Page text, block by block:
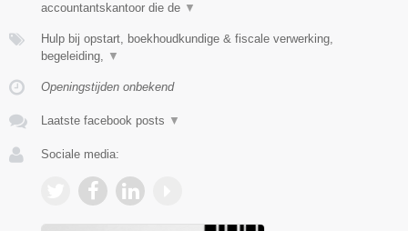
accountantskantoor die de ▼
Hulp bij opstart, boekhoudkundige & fiscale verwerking,
begeleiding, ▼
Openingstijden onbekend
Laatste facebook posts ▼
Sociale media: